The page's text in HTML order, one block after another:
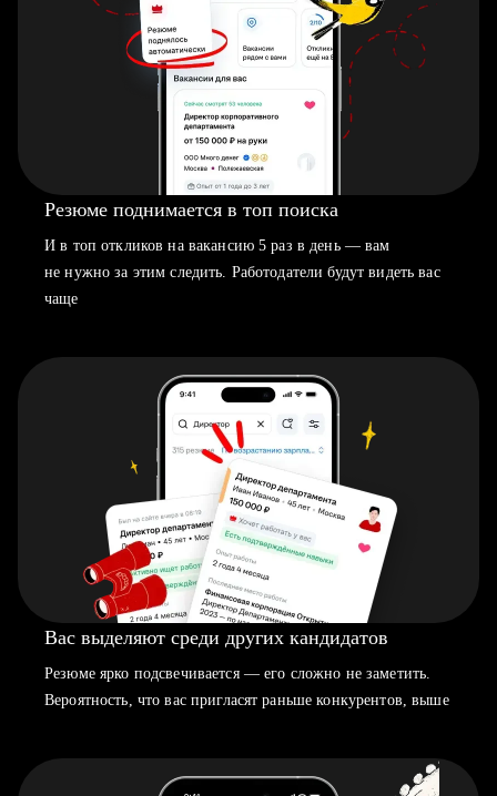
Резюме поднимается в топ поиска
И в топ откликов на вакансию 5 раз в день — вам
не нужно за этим следить. Работодатели будут видеть вас
чаще
Вас выделяют среди других кандидатов
Резюме ярко подсвечивается — его сложно не заметить.
Вероятность, что вас пригласят раньше конкурентов, выше